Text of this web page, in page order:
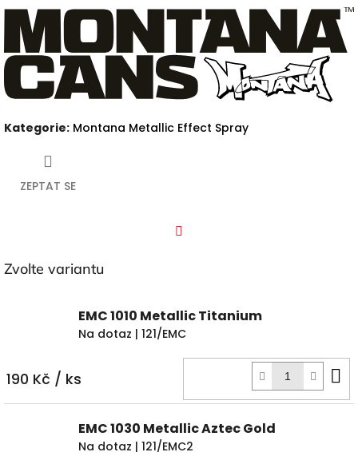
Kategorie: Montana Metallic Effect Spray
ZEPTAT SE
Zvolte variantu
EMC 1010 Metallic Titanium
Na dotaz | 121/EMC
190 Kč / ks
EMC 1030 Metallic Aztec Gold
Na dotaz | 121/EMC2